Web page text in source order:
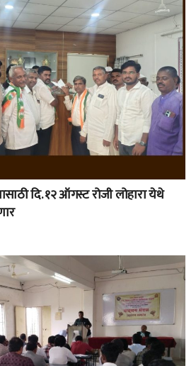
दि. १२ ऑगस्ट रोजी लोहारा येथे